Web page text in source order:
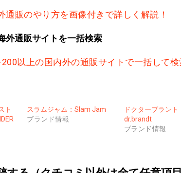
通販のやり方を画像付きで詳しく解説！
外通販サイトを一括検索
200以上の国内外の通販サイトで一括して
ト
スラムジャム：Slam Jam
ブランド情報
ドクターブラント
dr.brandt
ブランド情報